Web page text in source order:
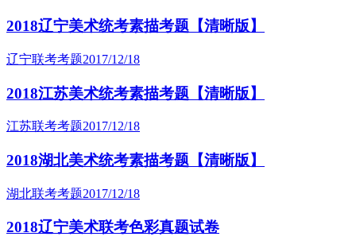
2018辽宁美术统考素描考题【清晰版】
辽宁联考考题2017/12/18
2018江苏美术统考素描考题【清晰版】
江苏联考考题2017/12/18
2018湖北美术统考素描考题【清晰版】
湖北联考考题2017/12/18
2018辽宁美术联考色彩真题试卷